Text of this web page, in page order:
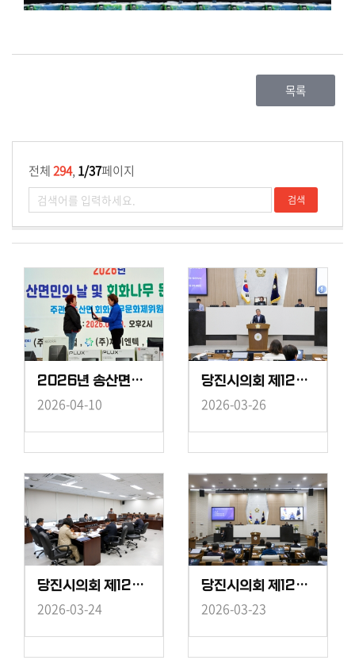
목록
전체294, 1/37페이지
2026년 송산면민의 날 및 회화나무 문화행사
2026-04-10
당진시의회 제127회 임시회 제2차 본회의
2026-03-26
당진시의회 제127회 임시회 제1차 산업건설위원회
2026-03-24
당진시의회 제127회 임시회 제1차 본회의
2026-03-23